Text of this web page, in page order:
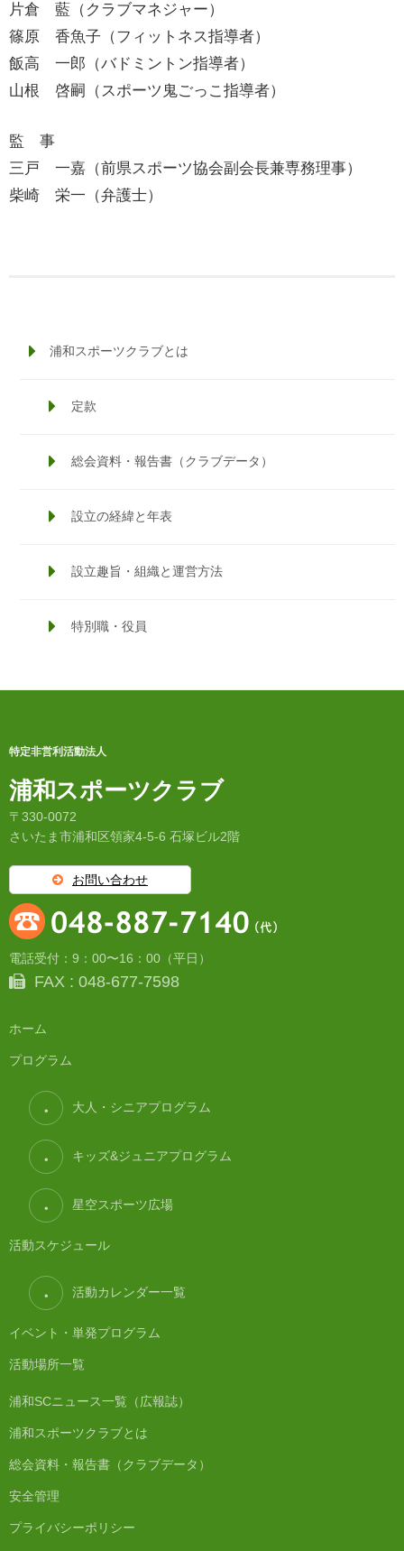
片倉 藍（クラブマネジャー）
篠原 香魚子（フィットネス指導者）
飯高 一郎（バドミントン指導者）
山根 啓嗣（スポーツ鬼ごっこ指導者）
監 事
三戸 一嘉（前県スポーツ協会副会長兼専務理事）
柴崎 栄一（弁護士）
浦和スポーツクラブとは
定款
総会資料・報告書（クラブデータ）
設立の経緯と年表
設立趣旨・組織と運営方法
特別職・役員
特定非営利活動法人
浦和スポーツクラブ
〒330-0072
さいたま市浦和区領家4-5-6 石塚ビル2階
お問い合わせ
電話受付：9：00〜16：00（平日）
FAX : 048-677-7598
ホーム
プログラム
大人・シニアプログラム
キッズ&ジュニアプログラム
星空スポーツ広場
活動スケジュール
活動カレンダー一覧
イベント・単発プログラム
活動場所一覧
浦和SCニュース一覧（広報誌）
浦和スポーツクラブとは
総会資料・報告書（クラブデータ）
安全管理
プライバシーポリシー